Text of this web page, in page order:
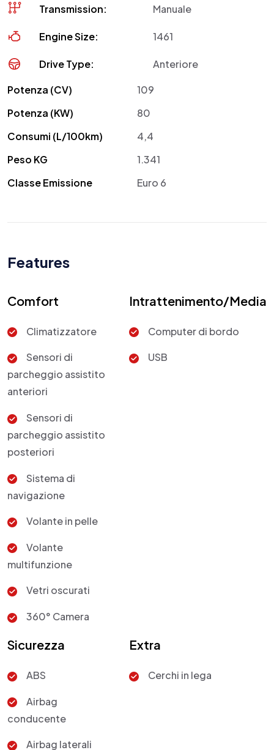
Transmission: Manuale
Engine Size: 1461
Drive Type:
Anteriore
Potenza (CV)
109
Potenza (KW)
80
Consumi (L/100km)
4,4
Peso KG
1.341
Classe Emissione
Euro 6
Features
Comfort
Climatizzatore
Sensori di
parcheggio assistito
anteriori
Sensori di
parcheggio assistito
posteriori
Sistema di
navigazione
Volante in pelle
Volante
multifunzione
Vetri oscurati
360° Camera
Intrattenimento/Media
Computer di bordo
USB
Sicurezza
ABS
Airbag
conducente
Airbag laterali
Extra
Cerchi in lega